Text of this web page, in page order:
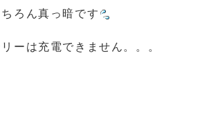
ろん真っ暗です
ーは充電できません。。。